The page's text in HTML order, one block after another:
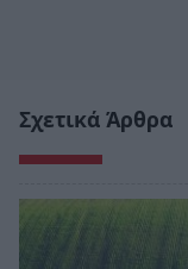
Σχετικά Άρθρα